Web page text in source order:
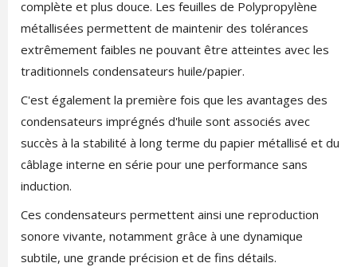
complète et plus douce. Les feuilles de Polypropylène
métallisées permettent de maintenir des tolérances
extrêmement faibles ne pouvant être atteintes avec les
traditionnels condensateurs huile/papier.
C'est également la première fois que les avantages des
condensateurs imprégnés d'huile sont associés avec
succès à la stabilité à long terme du papier métallisé et du
câblage interne en série pour une performance sans
induction.
Ces condensateurs permettent ainsi une reproduction
sonore vivante, notamment grâce à une dynamique
subtile, une grande précision et de fins détails.